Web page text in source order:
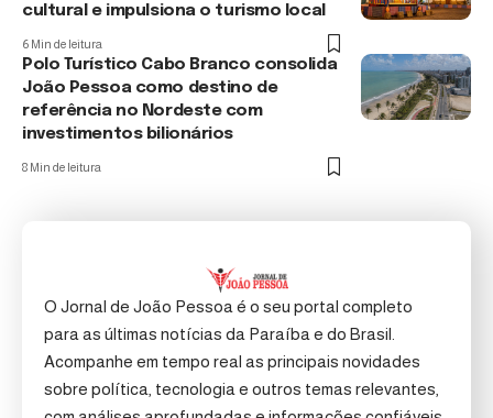
cultural e impulsiona o turismo local
6 Min de leitura
Polo Turístico Cabo Branco consolida
João Pessoa como destino de
referência no Nordeste com
investimentos bilionários
8 Min de leitura
O Jornal de João Pessoa é o seu portal completo
para as últimas notícias da Paraíba e do Brasil.
Acompanhe em tempo real as principais novidades
sobre política, tecnologia e outros temas relevantes,